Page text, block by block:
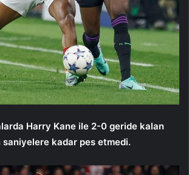
Harry Kane ile 2-0 geride kalan
saniyelere kadar pes etmedi.